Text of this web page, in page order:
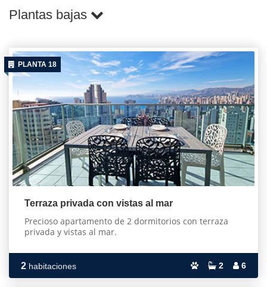
Plantas bajas
PLANTA 18
Terraza privada con vistas al mar
Precioso apartamento de 2 dormitorios con terraza
privada y vistas al mar.
2 habitaciones 2 6